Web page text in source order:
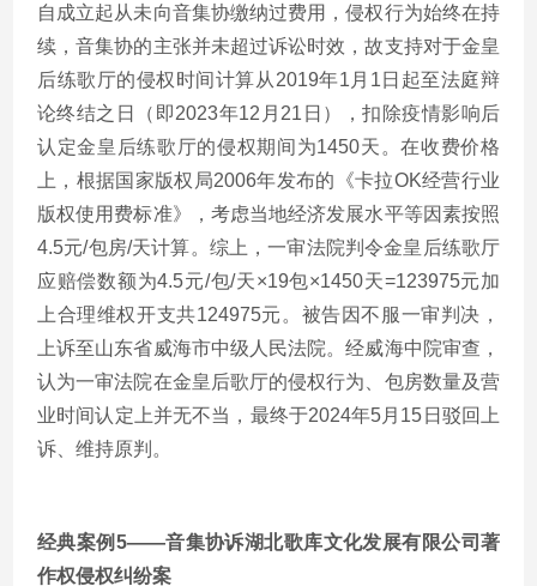
自成立起从未向音集协缴纳过费用，侵权行为始终在持
续，音集协的主张并未超过诉讼时效，故支持对于金皇
后练歌厅的侵权时间计算从2019年1月1日起至法庭辩
论终结之日（即2023年12月21日），扣除疫情影响后
认定金皇后练歌厅的侵权期间为1450天。在收费价格
上，根据国家版权局2006年发布的《卡拉OK经营行业
版权使用费标准》，考虑当地经济发展水平等因素按照
4.5元/包房/天计算。综上，一审法院判令金皇后练歌厅
应赔偿数额为4.5元/包/天×19包×1450天=123975元加
上合理维权开支共124975元。被告因不服一审判决，
上诉至山东省威海市中级人民法院。经威海中院审查，
认为一审法院在金皇后歌厅的侵权行为、包房数量及营
业时间认定上并无不当，最终于2024年5月15日驳回上
诉、维持原判。
经典案例5——音集协诉湖北歌库文化发展有限公司著
作权侵权纠纷案